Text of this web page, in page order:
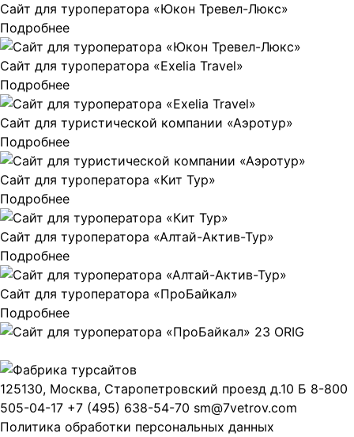
Сайт для туроператора «Юкон Тревел-Люкс»
Подробнее
Сайт для туроператора «Exelia Travel»
Подробнее
Сайт для туристической компании «Аэротур»
Подробнее
Сайт для туроператора «Кит Тур»
Подробнее
Сайт для туроператора «Алтай-Актив-Тур»
Подробнее
Сайт для туроператора «ПроБайкал»
Подробнее
125130, Москва, Старопетровский проезд д.10 Б 8-800
505-04-17 +7 (495) 638-54-70 sm@7vetrov.com
Политика обработки персональных данных